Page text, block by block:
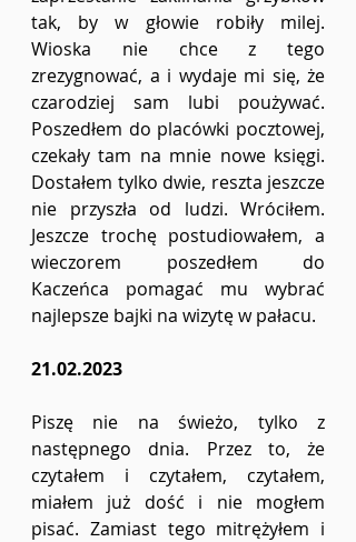
tak, by w głowie robiły milej.
Wioska nie chce z tego
zrezygnować, a i wydaje mi się, że
czarodziej sam lubi poużywać.
Poszedłem do placówki pocztowej,
czekały tam na mnie nowe księgi.
Dostałem tylko dwie, reszta jeszcze
nie przyszła od ludzi. Wróciłem.
Jeszcze trochę postudiowałem, a
wieczorem poszedłem do
Kaczeńca pomagać mu wybrać
najlepsze bajki na wizytę w pałacu.
21.02.2023
Piszę nie na świeżo, tylko z
następnego dnia. Przez to, że
czytałem i czytałem, czytałem,
miałem już dość i nie mogłem
pisać. Zamiast tego mitrężyłem i